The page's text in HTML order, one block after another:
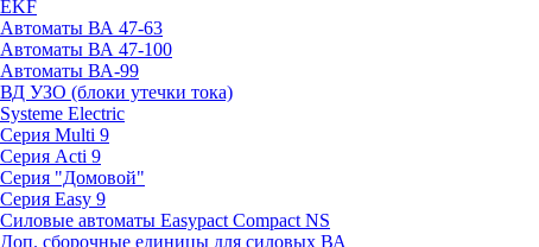
EKF
Автоматы ВА 47-63
Автоматы ВА 47-100
Автоматы ВА-99
ВД УЗО (блоки утечки тока)
Systeme Electric
Серия Multi 9
Серия Acti 9
Серия "Домовой"
Серия Easy 9
Силовые автоматы Easypact Compact NS
Доп. сборочные единицы для силовых ВА